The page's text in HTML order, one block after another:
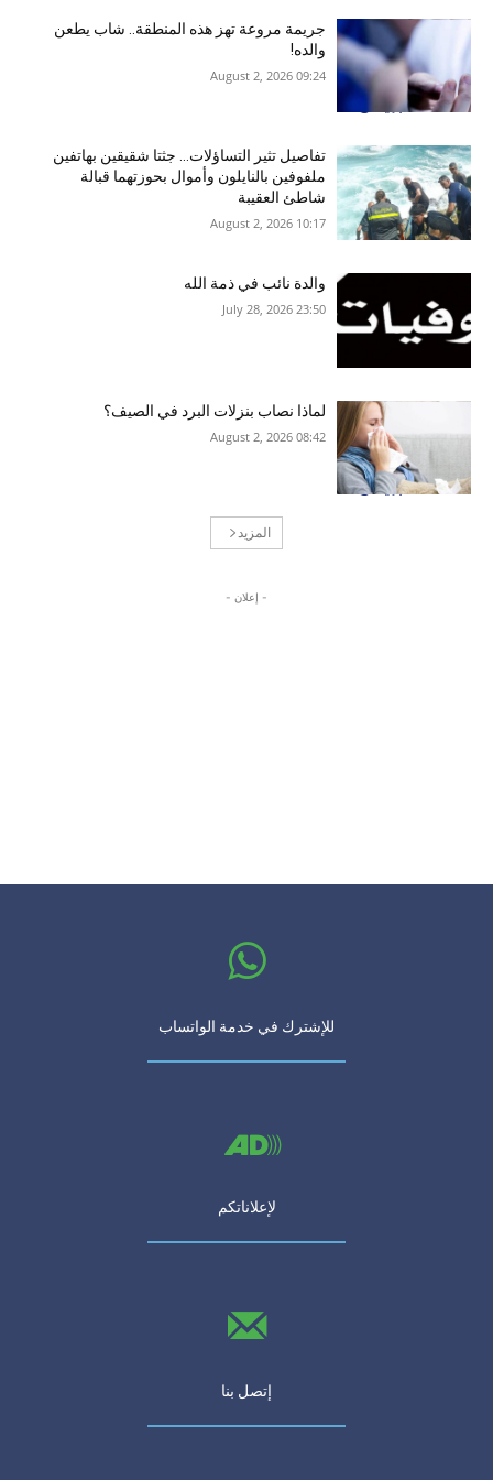
جريمة مروعة تهز هذه المنطقة.. شاب يطعن
والده!
09:24 2026 ,August 2
تفاصيل تثير التساؤلات… جثتا شقيقين بهاتفين
ملفوفين بالنايلون وأموال بحوزتهما قبالة
شاطئ العقيبة
10:17 2026 ,August 2
والدة نائب في ذمة الله
23:50 2026 ,July 28
لماذا نصاب بنزلات البرد في الصيف؟
08:42 2026 ,August 2
المزيد
- إعلان -
للإشترك في خدمة الواتساب
لإعلاناتكم
إتصل بنا